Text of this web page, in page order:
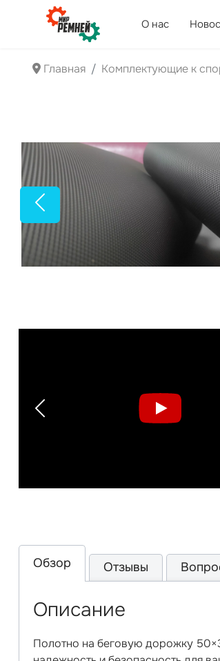
О нас
Главная Комплектующие к
Previous
Обзор Отзывы
Описание
Полотно на беговую дорожку